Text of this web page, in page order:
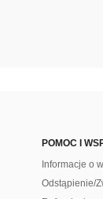
POMOC I
Informacje o
Odstąpienie/